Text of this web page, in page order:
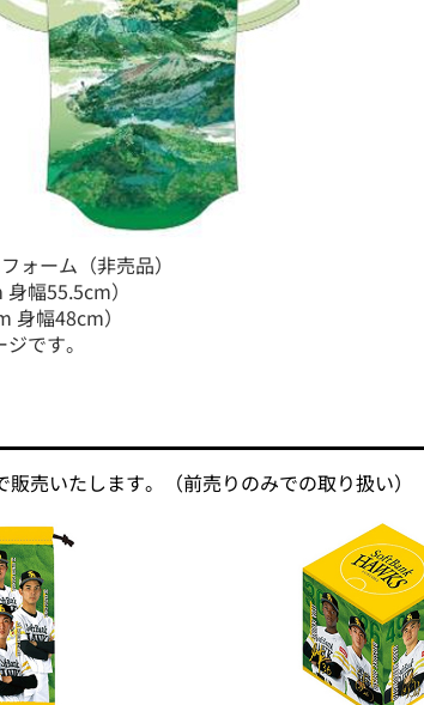
ォーム（非売品）
幅55.5cm）
身幅48cm）
です。
売いたします。（前売りのみでの取り扱い）